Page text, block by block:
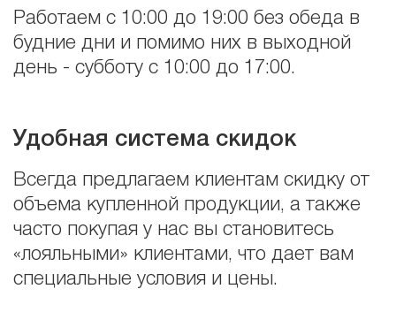
Работаем с 10:00 до 19:00 без обеда в
будние дни и помимо них в выходной
день - субботу с 10:00 до 17:00.
Удобная система скидок
Всегда предлагаем клиентам скидку от
объема купленной продукции, а также
часто покупая у нас вы становитесь
«лояльными» клиентами, что дает вам
специальные условия и цены.